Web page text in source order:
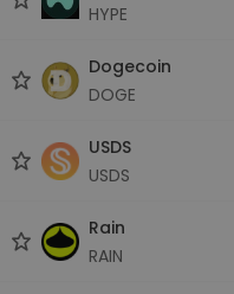
HYPE
Dogecoin
DOGE
USDS
USDS
Rain
RAIN